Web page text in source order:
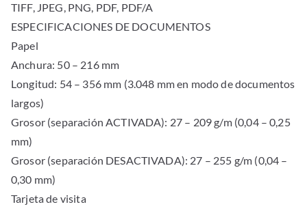
TIFF, JPEG, PNG, PDF, PDF/A
ESPECIFICACIONES DE DOCUMENTOS
Papel
Anchura: 50 – 216 mm
Longitud: 54 – 356 mm (3.048 mm en modo de documentos
largos)
Grosor (separación ACTIVADA): 27 – 209 g/m (0,04 – 0,25
mm)
Grosor (separación DESACTIVADA): 27 – 255 g/m (0,04 –
0,30 mm)
Tarjeta de visita